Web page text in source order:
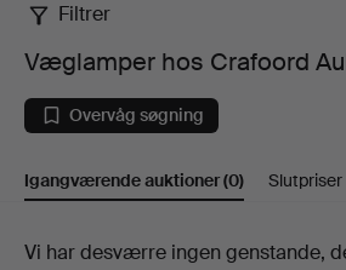
Væglamper
hos
Crafoord
Auktioner
Filtrer
Væglamper hos Crafoord
Overvåg søgning
Igangværende auktioner(0) Slutpriser
Igangværende
Vi har desværre ingen genstande,